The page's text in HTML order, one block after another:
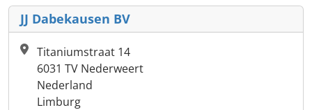
JJ Dabekausen BV
Titaniumstraat 14
6031 TV Nederweert
Nederland
Limburg